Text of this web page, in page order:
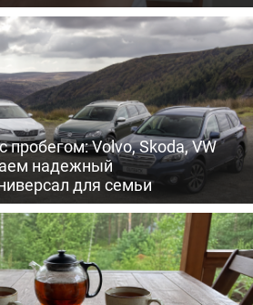
Volvo, Skoda, VW
надежный
для семьи